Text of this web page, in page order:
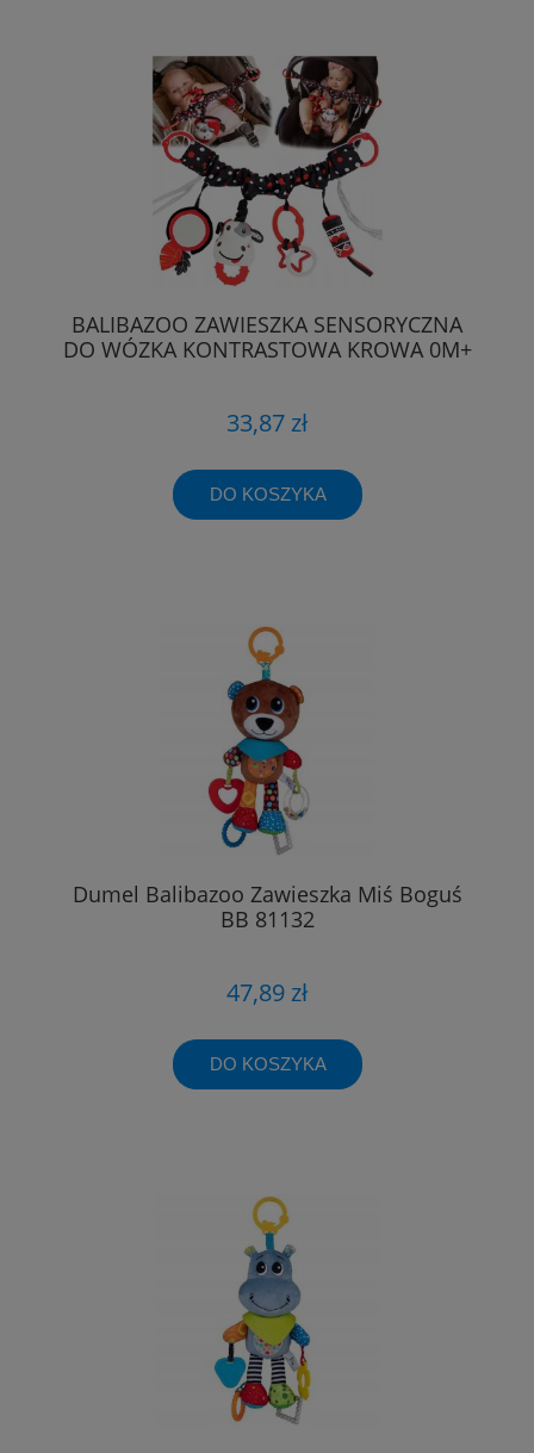
BALIBAZOO ZAWIESZKA SENSORYCZNA
DO WÓZKA KONTRASTOWA KROWA 0M+
33,87 zł
DO KOSZYKA
Dumel Balibazoo Zawieszka Miś Boguś
BB 81132
47,89 zł
DO KOSZYKA